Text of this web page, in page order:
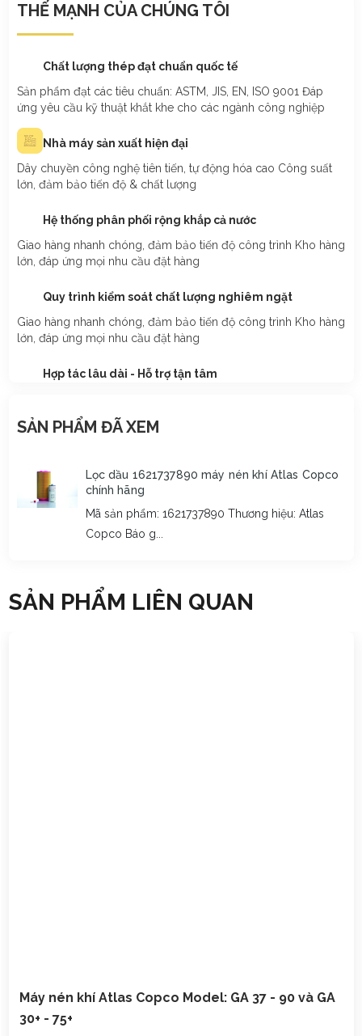
Nguyễn Đan Phương
Nguyễn Ngọc Băng Tâm đã mua sản phẩm
Võ Thành Hưngđã mua sản phẩmThanh thép k-20
Lê Quốc Bảo đã mua sản phẩm Thanh thép k-20
Nguyễn Nhật Hiềnđã mua sản phẩm
Nguyễn Văn Tiếnđã mua sản phẩmThanh thép k-20
Nguyễn Nữ Chi Mai đã mua sản phẩm
THẾ MẠNH CỦA CHÚNG TÔI
Chất lượng thép đạt chuẩn quốc tế
Sản phẩm đạt các tiêu chuẩn: ASTM, JIS, EN, ISO 9001 Đáp
ứng yêu cầu kỹ thuật khắt khe cho các ngành công nghiệp
Nhà máy sản xuất hiện đại
Dây chuyền công nghệ tiên tiến, tự động hóa cao Công suất
lớn, đảm bảo tiến độ & chất lượng
Hệ thống phân phối rộng khắp cả nước
Giao hàng nhanh chóng, đảm bảo tiến độ công trình Kho hàng
lớn, đáp ứng mọi nhu cầu đặt hàng
Quy trình kiểm soát chất lượng nghiêm ngặt
Giao hàng nhanh chóng, đảm bảo tiến độ công trình Kho hàng
lớn, đáp ứng mọi nhu cầu đặt hàng
Hợp tác lâu dài - Hỗ trợ tận tâm
cạnh tranh, ưu đãi cho đối tác lâu dài
SẢN PHẨM ĐÃ XEM
Lọc dầu 1621737890 máy nén khí Atlas Copco
chính hãng
Mã sản phẩm: 1621737890 Thương hiệu: Atlas
Copco Báo g...
SẢN PHẨM LIÊN QUAN
Máy nén khí Atlas Copco Model: GA 37 - 90 và GA
30+ - 75+